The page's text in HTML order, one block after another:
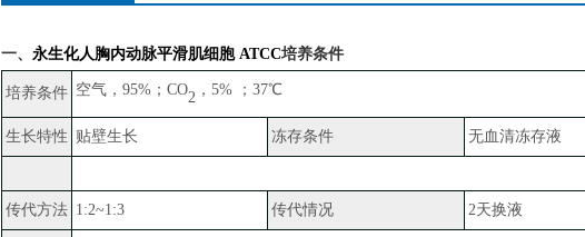
一、 永生化人胸内动脉平滑肌细胞 ATCC培养条件
培养条件 空气， 95%；CO2 ， 5% ；37℃
生长特性 贴壁生长 冻存条件 无血清冻存液
传代方法 1:2~1:3 传代情况 2天换液